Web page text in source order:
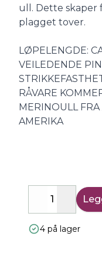
ull. Dette skaper
plagget tover.
LØPELENGDE:
VEILEDENDE
RÅVARE
MERINOULL
AMERIKA
Decrease
4 på lager